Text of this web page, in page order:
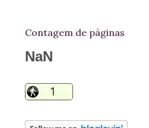
Contagem de páginas
NaN